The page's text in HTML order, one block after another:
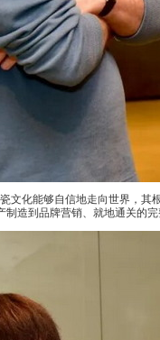
文化能够自信地走向世界，其
制造到品牌营销、就地通关的